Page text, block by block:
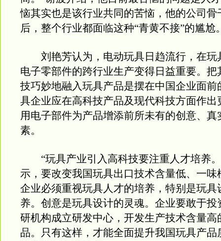
恼其实也是该行业共同的苦恼，他的公司骨
后，整个行业都面临这种“青黄不接”的尴尬
刘艳芳认为，电动玩具日趋流行，在玩
电子零部件的跨行业生产变得日益重要。把
技巧妙地融入玩具产品是摆在中国企业面前
具企业应在高科技产品及现代科技方面作出
用电子部件为产品增添前所未有的创意、真
素。
“玩具产业引入高科技要注重人才培养。
示，要改变我国玩具出口技术含量低、一味
企业必须重视玩具人才的培养，特别是玩具
养。创意是玩具设计的灵魂。企业要敢于投
研机构成立研发中心，开发生产技术含量高
品。只有这样，才能全面提升我国玩具产品